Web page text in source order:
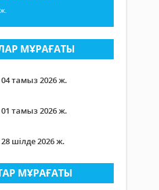
МҰРАҒАТЫ
04 тамыз 2026 ж.
01 тамыз 2026 ж.
28 шілде 2026 ж.
МҰРАҒАТЫ